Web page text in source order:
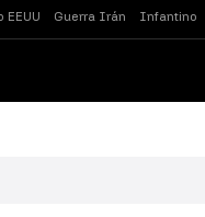
EEUU Guerra Irán Infantino